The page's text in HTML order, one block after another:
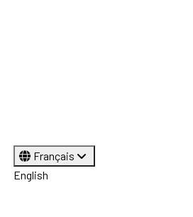
Français
English